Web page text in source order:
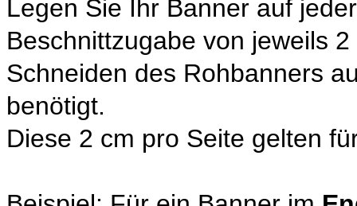
Legen Sie Ihr Banner auf
Beschnittzugabe von jeweils
Schneiden des Rohbanners
benötigt.
Diese 2 cm pro Seite gelten